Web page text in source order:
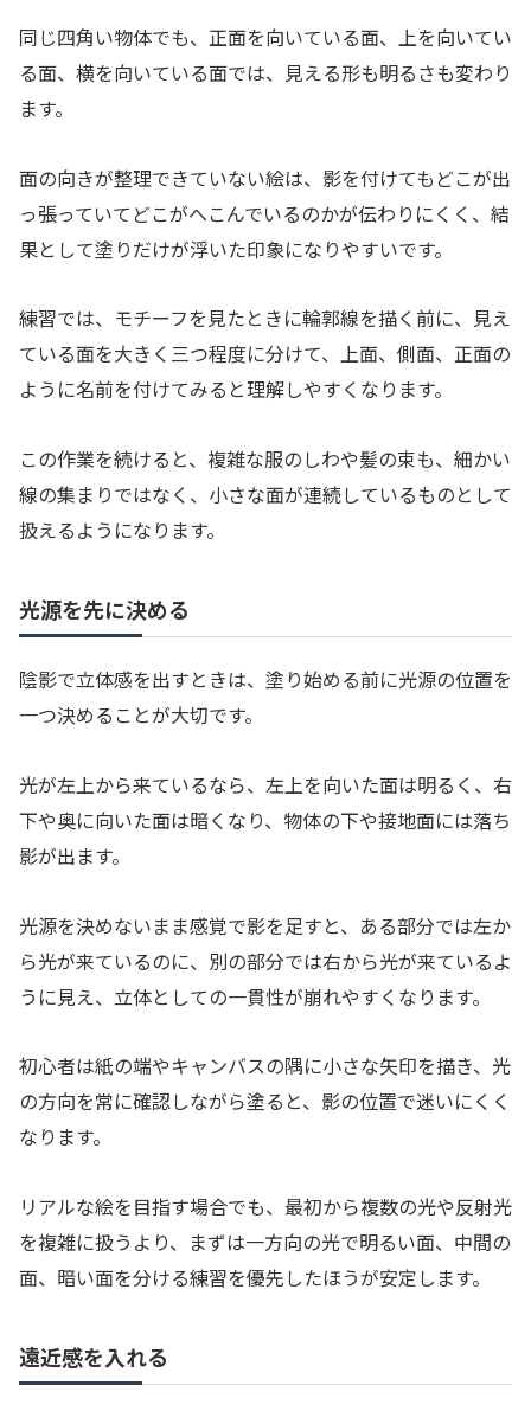
同じ四角い物体でも、正面を向いている面、上を向いてい
る面、横を向いている面では、見える形も明るさも変わり
ます。
面の向きが整理できていない絵は、影を付けてもどこが出
っ張っていてどこがへこんでいるのかが伝わりにくく、結
果として塗りだけが浮いた印象になりやすいです。
練習では、モチーフを見たときに輪郭線を描く前に、見え
ている面を大きく三つ程度に分けて、上面、側面、正面の
ように名前を付けてみると理解しやすくなります。
この作業を続けると、複雑な服のしわや髪の束も、細かい
線の集まりではなく、小さな面が連続しているものとして
扱えるようになります。
光源を先に決める
陰影で立体感を出すときは、塗り始める前に光源の位置を
一つ決めることが大切です。
光が左上から来ているなら、左上を向いた面は明るく、右
下や奥に向いた面は暗くなり、物体の下や接地面には落ち
影が出ます。
光源を決めないまま感覚で影を足すと、ある部分では左か
ら光が来ているのに、別の部分では右から光が来ているよ
うに見え、立体としての一貫性が崩れやすくなります。
初心者は紙の端やキャンバスの隅に小さな矢印を描き、光
の方向を常に確認しながら塗ると、影の位置で迷いにくく
なります。
リアルな絵を目指す場合でも、最初から複数の光や反射光
を複雑に扱うより、まずは一方向の光で明るい面、中間の
面、暗い面を分ける練習を優先したほうが安定します。
遠近感を入れる